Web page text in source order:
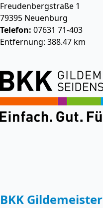
Freudenbergstraße 1
79395 Neuenburg
Telefon: 07631 71-403
Entfernung: 388.47 km
BKK